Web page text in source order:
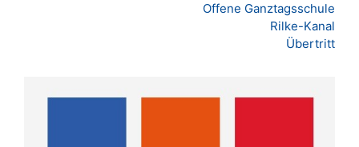
Offene Ganztagsschule
Rilke-Kanal
Übertritt